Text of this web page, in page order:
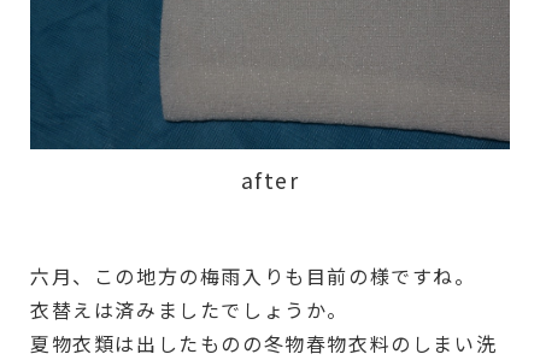
after
六月、この地方の梅雨入りも目前の様ですね。
衣替えは済みましたでしょうか。
夏物衣類は出したものの冬物春物衣料のしまい洗